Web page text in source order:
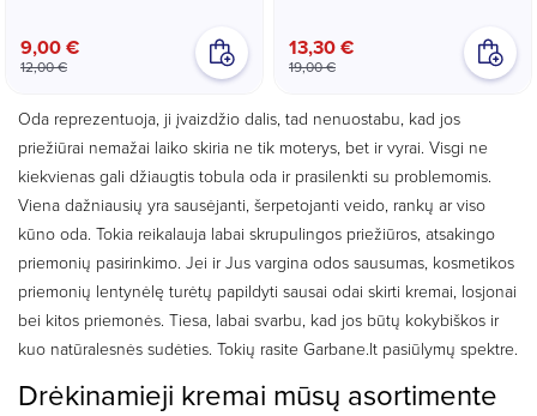
9,00 €
12,00 €
13,30 €
19,00 €
Oda reprezentuoja, ji įvaizdžio dalis, tad nenuostabu, kad jos
priežiūrai nemažai laiko skiria ne tik moterys, bet ir vyrai. Visgi ne
kiekvienas gali džiaugtis tobula oda ir prasilenkti su problemomis.
Viena dažniausių yra sausėjanti, šerpetojanti veido, rankų ar viso
kūno oda. Tokia reikalauja labai skrupulingos priežiūros, atsakingo
priemonių pasirinkimo. Jei ir Jus vargina odos sausumas, kosmetikos
priemonių lentynėlę turėtų papildyti sausai odai skirti kremai, losjonai
bei kitos priemonės. Tiesa, labai svarbu, kad jos būtų kokybiškos ir
kuo natūralesnės sudėties. Tokių rasite Garbane.lt pasiūlymų spektre.
Drėkinamieji kremai mūsų asortimente